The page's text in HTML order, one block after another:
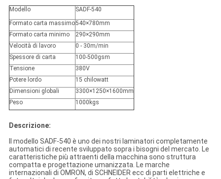
Modello
SADF-540
Formato carta massimo540×780mm
Formato carta minimo
290×290mm
Velocità di lavoro
0 - 30m/min
Spessore di carta
100-500gsm
Tensione
380V
Potere lordo
15 chilowatt
Dimensioni globali
3300×1250×1600mm
Peso
1000kgs
Descrizione:
Il modello SADF-540 è uno dei nostri laminatori completamente
automatici di recente sviluppato sopra i bisogni del mercato. Le
caratteristiche più attraenti della macchina sono struttura
compatta e progettazione umanizzata. Le marche
internazionali di OMRON, di SCHNEIDER ecc di parti elettriche e